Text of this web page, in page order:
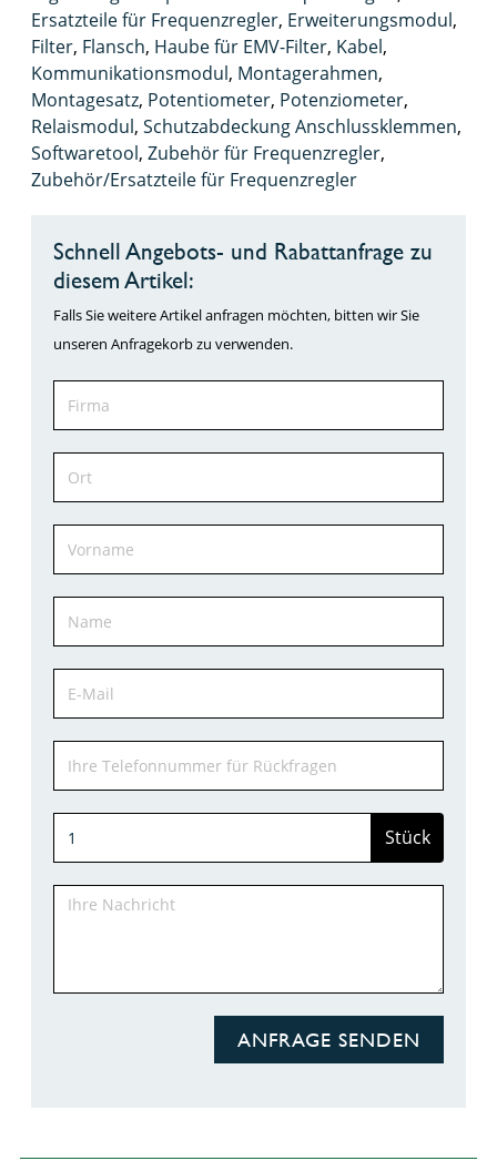
Ersatzteile für Frequenzregler, Erweiterungsmodul,
Filter, Flansch, Haube für EMV-Filter, Kabel,
Kommunikationsmodul, Montagerahmen,
Montagesatz, Potentiometer, Potenziometer,
Relaismodul, Schutzabdeckung Anschlussklemmen,
Softwaretool, Zubehör für Frequenzregler,
Zubehör/Ersatzteile für Frequenzregler
Schnell Angebots- und Rabattanfrage zu
diesem Artikel:
Falls Sie weitere Artikel anfragen möchten, bitten wir Sie
unseren Anfragekorb zu verwenden.
Stück
ANFRAGE SENDEN